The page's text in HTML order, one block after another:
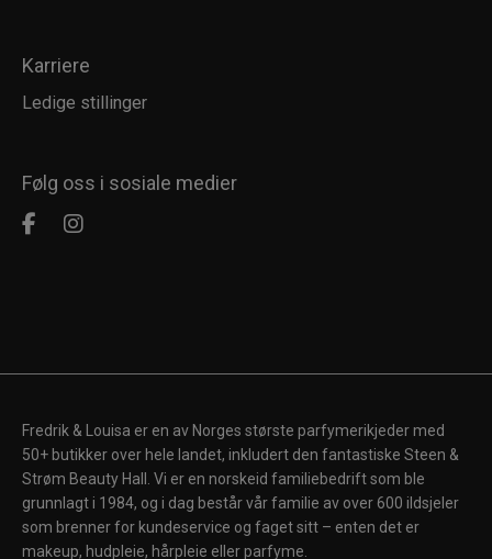
Karriere
Ledige stillinger
Følg oss i sosiale medier
Fredrik & Louisa er en av Norges største parfymerikjeder med
50+ butikker over hele landet, inkludert den fantastiske Steen &
Strøm Beauty Hall. Vi er en norskeid familiebedrift som ble
grunnlagt i 1984, og i dag består vår familie av over 600 ildsjeler
som brenner for kundeservice og faget sitt – enten det er
makeup, hudpleie, hårpleie eller parfyme.